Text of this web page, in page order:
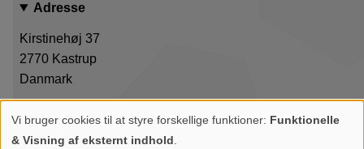
Adresse
Kirstinehøj 37
2770 Kastrup
Danmark
Personlige
Vi bruger cookies til at styre forskellige funktioner: Funktionelle
& Visning af eksternt indhold.